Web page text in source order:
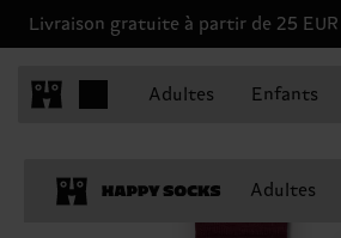
Livraison gratuite à partir de 25 EUR
Adultes Enfants
Adultes